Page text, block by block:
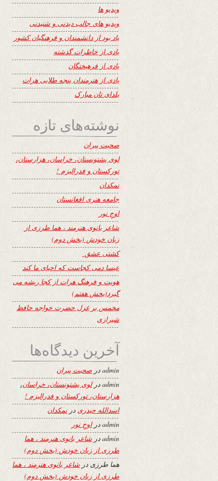
ویدیو ها
ویدیو های جالب دیدنی و شنیدنی
یاد بود از دانشمندان و فرهنگیان کشور
یادی از خاطرات گذشته
یادی از فرهیختگان
یادی از هنرمندان پنجه طلایی هرات
یلدای تان مبارک
نوشته‌های تازه
صحبت پیران
لوی پشتونستان، خراسان، هزارستان،
تورکستان و فدرالیزم !
نمکدان
جامعه هنری افغانستان
اوجِ نور
شاعر بانوی هنرمند ، هما طرزی از
زبان خودش (بخش دوم)
کشتی عشق
عیسا دمی کجاست که احیای ما کند
هویت و فرهنگ هرات از کجا ریشه می
گیرد(بخش هفتم)
مخمس بر غزل حضرت خواجه حافظ
شیرازی
آخرین دیدگاه‌ها
adminدر صحبت پیران
admin درلوی پشتونستان، خراسان،
هزارستان، تورکستان و فدرالیزم !
اسدالله حیدری درنمکدان
adminدراوجِ نور
adminدر شاعر بانوی هنرمند ، هما
طرزی از زبان خودش (بخش دوم)
هما طرزی در شاعر بانوی هنرمند ، هما
طرزی از زبان خودش (بخش دوم)